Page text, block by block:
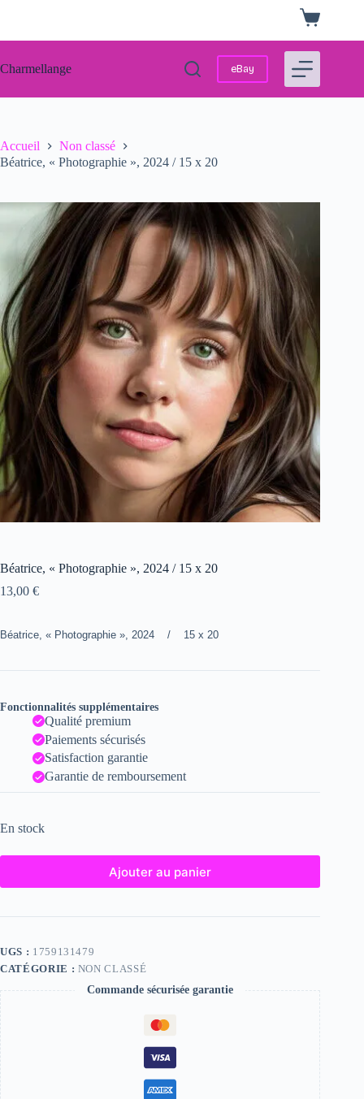
Panier
d’achat
Charmellange eBay
Accueil
Non classé
Béatrice, « Photographie », 2024 / 15 x 20
Béatrice, « Photographie », 2024 / 15 x 20
13,00 €
Béatrice, « Photographie », 2024 / 15 x 20
Fonctionnalités supplémentaires
Qualité premium
Paiements sécurisés
Satisfaction garantie
Garantie de remboursement
En stock
Ajouter au panier
UGS : 1759131479
CATÉGORIE : NON CLASSÉ
Commande sécurisée garantie